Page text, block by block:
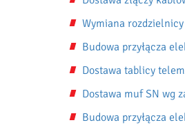
Wymiana
Budowa przyłącza
Dostawa tablicy
Dostawa muf SN wg
Budowa przyłącza